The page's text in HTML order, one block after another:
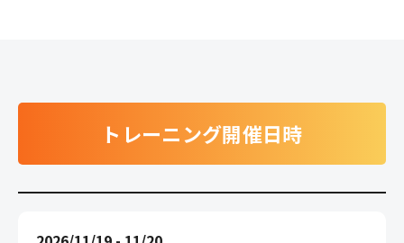
トレーニング開催日時